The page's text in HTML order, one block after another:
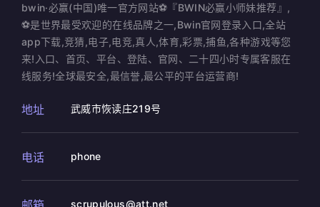
bwin·必赢(中国)唯一官方网站⚽️『BWIN必赢小师妹推荐』,
⚽️是世界最受欢迎的在线品牌之一,Bwin官网登录入口,全站
app下载,竞猜,电子,电竞,真人,体育,彩票,捕鱼,各种游戏等您
来!入口、首页、平台、登陆、官网、二十四小时专属客服在
线服务!全球最安全,最信誉,最公平的平台运营商!
地址 武威市恢读庄219号
电话 phone
scrupulous@att.net